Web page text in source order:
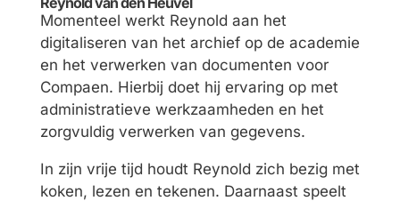
Momenteel werkt Reynold aan het
digitaliseren van het archief op de academie
en het verwerken van documenten voor
Compaen. Hierbij doet hij ervaring op met
administratieve werkzaamheden en het
zorgvuldig verwerken van gegevens.
In zijn vrije tijd houdt Reynold zich bezig met
koken, lezen en tekenen. Daarnaast speelt